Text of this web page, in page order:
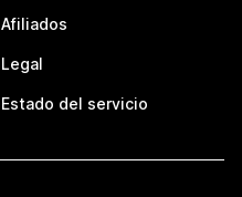
Afiliados
Legal
Estado del servicio